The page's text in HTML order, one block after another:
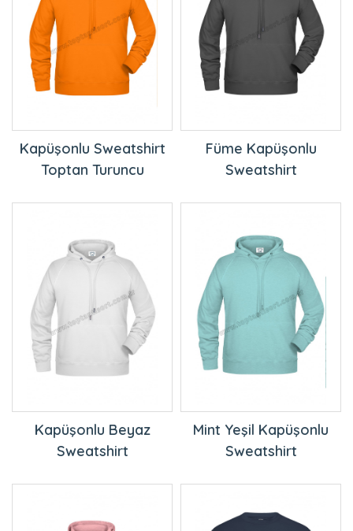
Kapüşonlu Sweatshirt
Toptan Turuncu
Füme Kapüşonlu
Sweatshirt
Kapüşonlu Beyaz
Sweatshirt
Mint Yeşil Kapüşonlu
Sweatshirt